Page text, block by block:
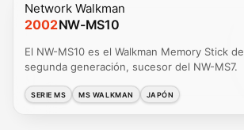
Network Walkman
2002NW-MS10
El NW-MS10 es el Walkman Memory Stick de
segunda generación, sucesor del NW-MS7.
SERIE MS MS WALKMAN JAPÓN